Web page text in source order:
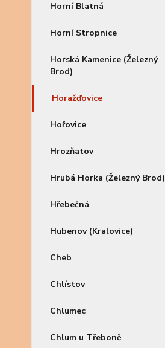
Horní Blatná
Horní Stropnice
Horská Kamenice (Železný
Brod)
Horažďovice
Hořovice
Hrozňatov
Hrubá Horka (Železný Brod)
Hřebečná
Hubenov (Kralovice)
Cheb
Chlístov
Chlumec
Chlum u Třeboně